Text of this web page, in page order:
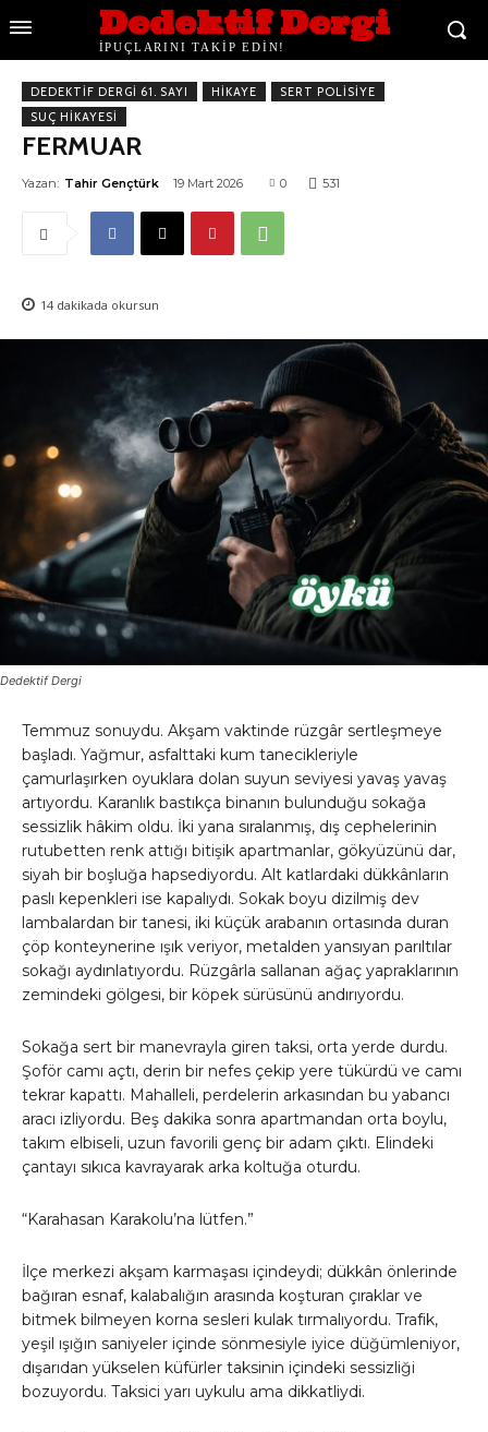
Dedektif Dergi
İPUÇLARINI TAKİP EDİN!
DEDEKTIF DERGI 61. SAYI HIKAYE
SERT POLISIYE
SUÇ HIKAYESI
FERMUAR
Yazan: Tahir Gençtürk 19 Mart 2026 0 531
14 dakikada okursun
Dedektif Dergi
Temmuz sonuydu. Akşam vaktinde rüzgâr sertleşmeye
başladı. Yağmur, asfalttaki kum tanecikleriyle
çamurlaşırken oyuklara dolan suyun seviyesi yavaş yavaş
artıyordu. Karanlık bastıkça binanın bulunduğu sokağa
sessizlik hâkim oldu. İki yana sıralanmış, dış cephelerinin
rutubetten renk attığı bitişik apartmanlar, gökyüzünü dar,
siyah bir boşluğa hapsediyordu. Alt katlardaki dükkânların
paslı kepenkleri ise kapalıydı. Sokak boyu dizilmiş dev
lambalardan bir tanesi, iki küçük arabanın ortasında duran
çöp konteynerine ışık veriyor, metalden yansıyan parıltılar
sokağı aydınlatıyordu. Rüzgârla sallanan ağaç yapraklarının
zemindeki gölgesi, bir köpek sürüsünü andırıyordu.
Sokağa sert bir manevrayla giren taksi, orta yerde durdu.
Şoför camı açtı, derin bir nefes çekip yere tükürdü ve camı
tekrar kapattı. Mahalleli, perdelerin arkasından bu yabancı
aracı izliyordu. Beş dakika sonra apartmandan orta boylu,
takım elbiseli, uzun favorili genç bir adam çıktı. Elindeki
çantayı sıkıca kavrayarak arka koltuğa oturdu.
“Karahasan Karakolu’na lütfen.”
İlçe merkezi akşam karmaşası içindeydi; dükkân önlerinde
bağıran esnaf, kalabalığın arasında koşturan çıraklar ve
bitmek bilmeyen korna sesleri kulak tırmalıyordu. Trafik,
yeşil ışığın saniyeler içinde sönmesiyle iyice düğümleniyor,
dışarıdan yükselen küfürler taksinin içindeki sessizliği
bozuyordu. Taksici yarı uykulu ama dikkatliydi.